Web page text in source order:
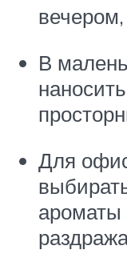
В
Для
ароматы